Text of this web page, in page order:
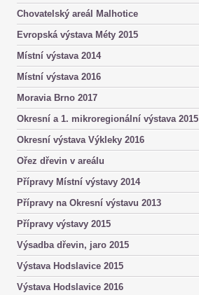
Chovatelský areál Malhotice
Evropská výstava Méty 2015
Místní výstava 2014
Místní výstava 2016
Moravia Brno 2017
Okresní a 1. mikroregionální výstava 2015
Okresní výstava Výkleky 2016
Ořez dřevin v areálu
Přípravy Místní výstavy 2014
Přípravy na Okresní výstavu 2013
Přípravy výstavy 2015
Výsadba dřevin, jaro 2015
Výstava Hodslavice 2015
Výstava Hodslavice 2016